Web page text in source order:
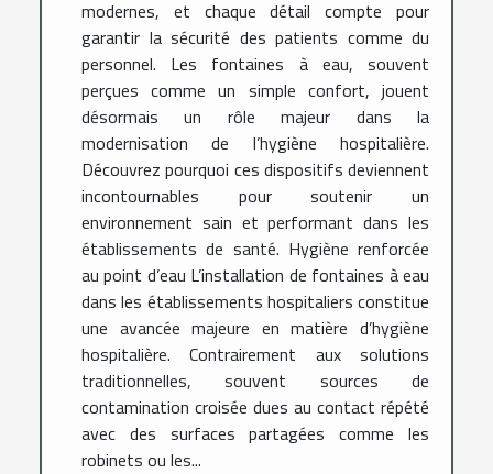
modernes, et chaque détail compte pour
garantir la sécurité des patients comme du
personnel. Les fontaines à eau, souvent
perçues comme un simple confort, jouent
désormais un rôle majeur dans la
modernisation de l’hygiène hospitalière.
Découvrez pourquoi ces dispositifs deviennent
incontournables pour soutenir un
environnement sain et performant dans les
établissements de santé. Hygiène renforcée
au point d’eau L’installation de fontaines à eau
dans les établissements hospitaliers constitue
une avancée majeure en matière d’hygiène
hospitalière. Contrairement aux solutions
traditionnelles, souvent sources de
contamination croisée dues au contact répété
avec des surfaces partagées comme les
robinets ou les...